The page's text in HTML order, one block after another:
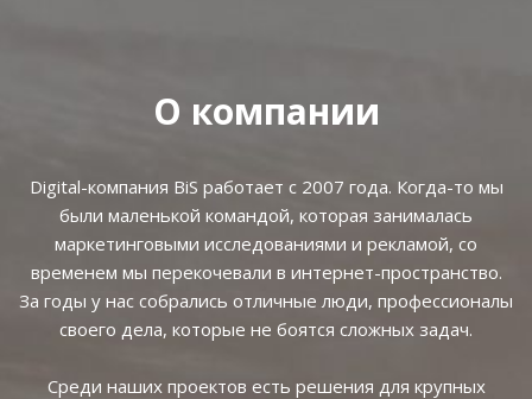
О компании
Digital-компания BiS работает с 2007 года. Когда-то мы
были маленькой командой, которая занималась
маркетинговыми исследованиями и рекламой, со
временем мы перекочевали в интернет-пространство.
За годы у нас собрались отличные люди, профессионалы
своего дела, которые не боятся сложных задач.
Среди наших проектов есть решения для крупных